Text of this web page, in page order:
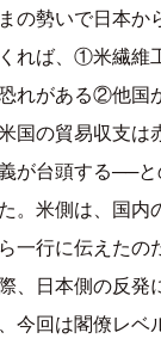
の勢いで日本か
れば、①米繊維
れがある②他国
国の貿易収支
が台頭する──
。米側は、国内
一行に伝えたの
、日本側の反発
今回は閣僚レベ